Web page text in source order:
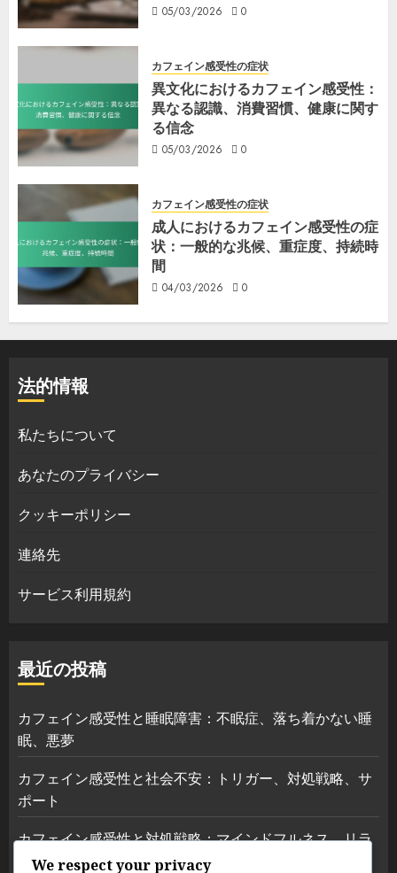
05/03/2026 0
カフェイン感受性の症状
異文化におけるカフェイン感受性：
異なる認識、消費習慣、健康に関す
る信念
05/03/2026 0
カフェイン感受性の症状
成人におけるカフェイン感受性の症
状：一般的な兆候、重症度、持続時
間
04/03/2026 0
法的情報
私たちについて
あなたのプライバシー
クッキーポリシー
連絡先
サービス利用規約
最近の投稿
カフェイン感受性と睡眠障害：不眠症、落ち着かない睡
眠、悪夢
カフェイン感受性と社会不安：トリガー、対処戦略、サ
ポート
カフェイン感受性と対処戦略：マインドフルネス、リラ
クゼーション技術、セラピー
We respect your privacy